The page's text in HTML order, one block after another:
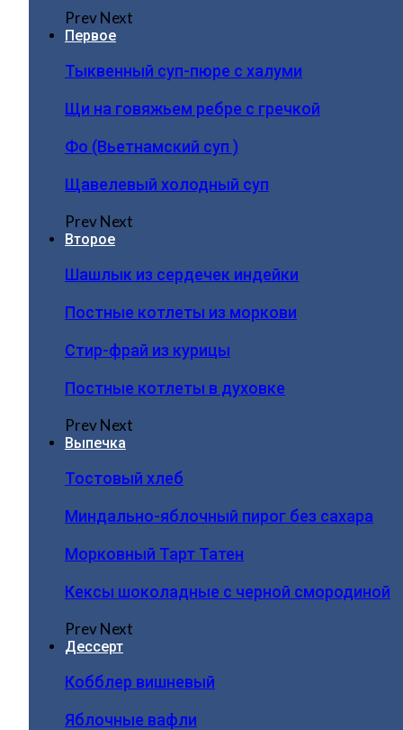
PrevNext
Первое
Тыквенный суп-пюре с халуми
Щи на говяжьем ребре с гречкой
Фо (Вьетнамский суп )
Щавелевый холодный суп
PrevNext
Второе
Шашлык из сердечек индейки
Постные котлеты из моркови
Стир-фрай из курицы
Постные котлеты в духовке
PrevNext
Выпечка
Тостовый хлеб
Миндально-яблочный пирог без сахара
Морковный Тарт Татен
Кексы шоколадные с черной смородиной
PrevNext
Дессерт
Кобблер вишневый
Яблочные вафли